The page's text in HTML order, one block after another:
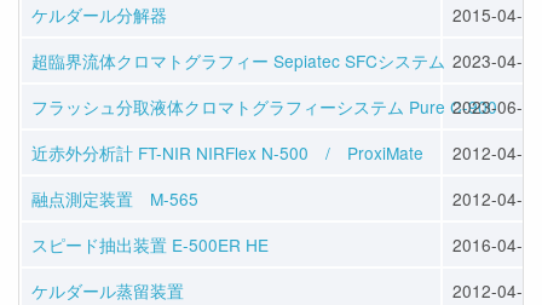
ケルダール分解器
2015-04-10
超臨界流体クロマトグラフィー Sepiatec SFCシステム 2023-04-14
フラッシュ分取液体クロマトグラフィーシステム Pure C-900
2023-06-07
近赤外分析計 FT-NIR NIRFlex N-500 / ProxiMate
2012-04-23
融点測定装置 M-565
2012-04-23
スピード抽出装置 E-500ER HE
2016-04-13
ケルダール蒸留装置
2012-04-25